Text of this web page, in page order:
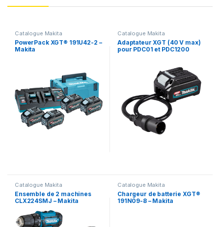
Catalogue Makita
PowerPack XGT® 191U42-2 –
Makita
Catalogue Makita
Adaptateur XGT (40 V max)
pour PDC01 et PDC1200
Catalogue Makita
Ensemble de 2 machines
CLX224SMJ – Makita
Catalogue Makita
Chargeur de batterie XGT®
191N09-8 – Makita